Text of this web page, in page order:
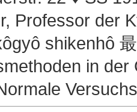
Professor der
shikenhô
in